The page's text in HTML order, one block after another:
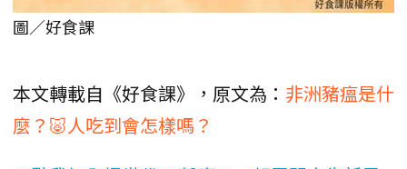
圖／好食課
本文轉載自《好食課》，原文為： 非洲豬瘟是什
麼？🐷人吃到會怎樣嗎？